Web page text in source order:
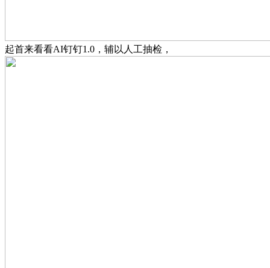
起首来看看AI钉钉1.0，辅以人工抽检，